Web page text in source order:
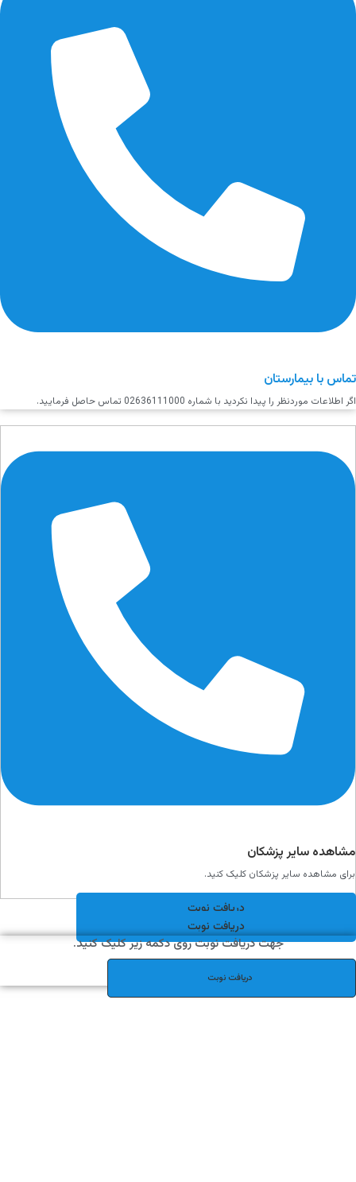
تماس با بیمارستان
اگر اطلاعات موردنظر را پیدا نکردید با شماره 02636111000 تماس حاصل فرمایید.
مشاهده سایر پزشکان
برای مشاهده سایر پزشکان کلیک کنید.
دریافت نوبت
دریافت نوبت
جهت دریافت نوبت روی دکمه زیر کلیک کنید.
دریافت نوبت